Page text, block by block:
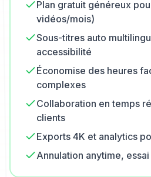
Plan gratuit généreux
vidéos/mois)
Sous-titres auto
accessibilité
Économise des heures
complexes
Collaboration en temps
clients
Exports 4K et analytics
Annulation anytime,